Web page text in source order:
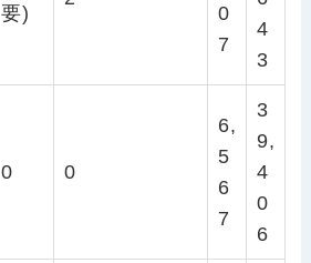
要)
0
7
4
3
0 0
6,
5
6
7
3
9,
4
0
6